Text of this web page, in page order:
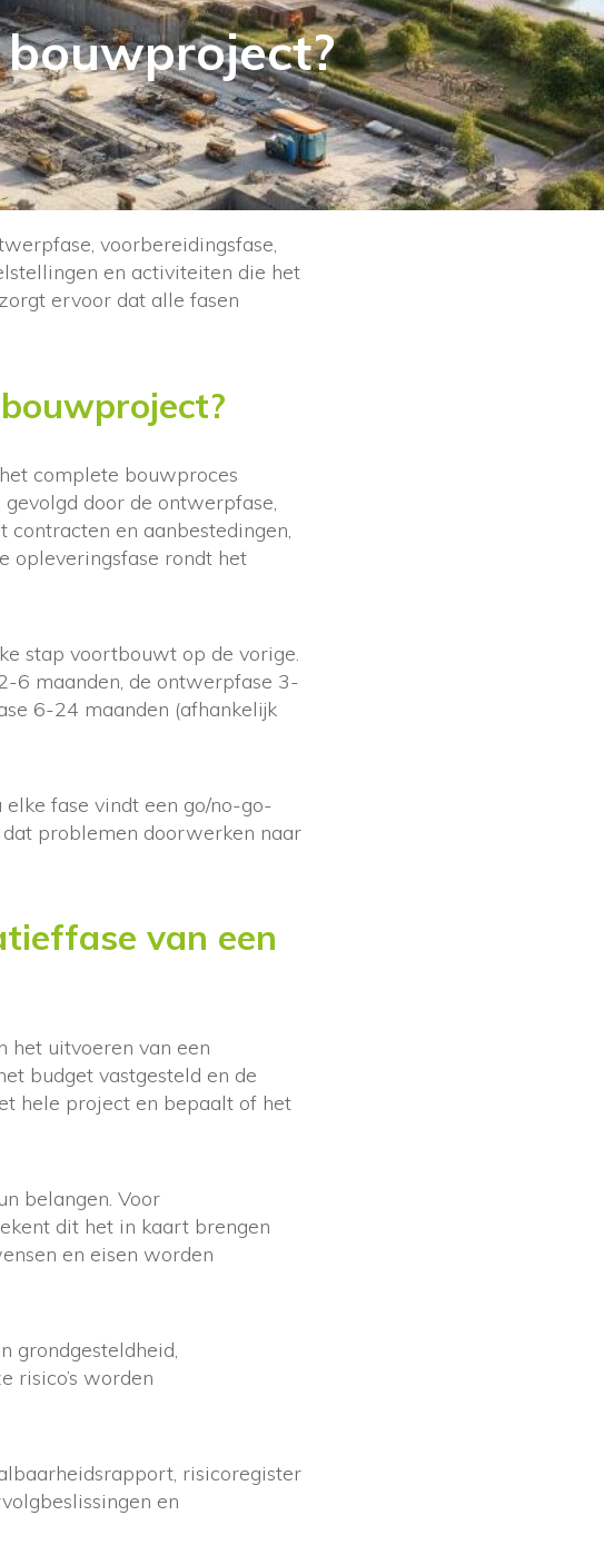
voorbereidingsfase,
en activiteiten die het
zorgt ervoor dat alle fasen
complete bouwproces
door de ontwerpfase,
en aanbestedingen,
opleveringsfase rondt het
stap voortbouwt op de vorige.
6 maanden, de ontwerpfase 3-
6-24 maanden (afhankelijk
fase vindt een go/no-go-
problemen doorwerken naar
van een
het uitvoeren van een
budget vastgesteld en de
hele project en bepaalt of het
belangen. Voor
dit het in kaart brengen
en eisen worden
grondgesteldheid,
risico’s worden
risicoregister
en